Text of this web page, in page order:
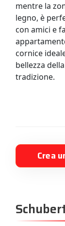
mentre la
legno, è
con amici e
cornice
bellezza
tradizione.
Crea